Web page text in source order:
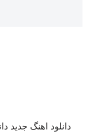
دانلود اهنگ جدید